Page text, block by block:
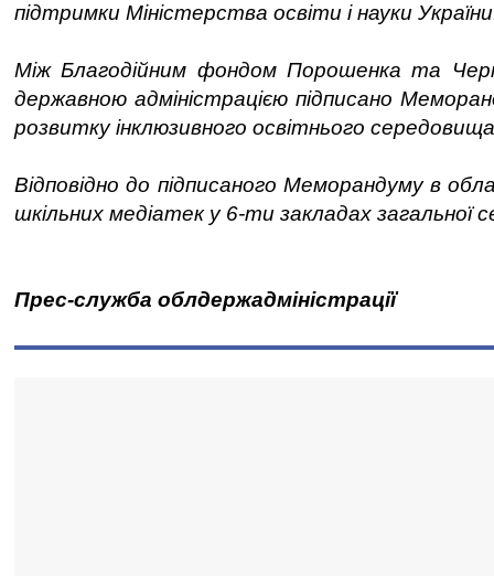
підтримки Міністерства освіти і науки
Між Благодійним фондом Порошенка та
державною адміністрацією підписано
розвитку інклюзивного освітнього
Відповідно до підписаного Меморандуму в
шкільних медіатек у 6-ти закладах загальної
Прес-служба облдержадміністрації